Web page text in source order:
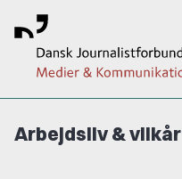
Arbejdsliv & vilkår